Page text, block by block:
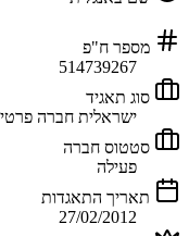
מספר ח"פ
514739267
סוג תאגיד
ישראלית חברה
סטטוס חברה
פעילה
תאריך התאגדות
27/02/2012